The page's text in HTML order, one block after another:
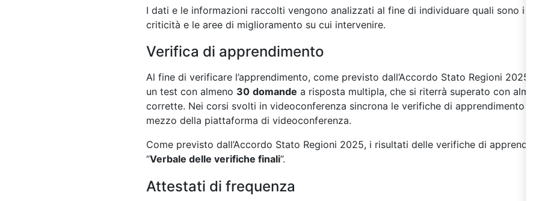
I dati e le informazioni raccolti vengono analizzati al fine di individuare quali sono i
criticità e le aree di miglioramento su cui intervenire.
Verifica di apprendimento
Al fine di verificare l’apprendimento, come previsto dall’Accordo Stato Regioni 2025
un test con almeno 30 domande a risposta multipla, che si riterrà superato con
corrette. Nei corsi svolti in videoconferenza sincrona le verifiche di apprendimento
mezzo della piattaforma di videoconferenza.
Come previsto dall’Accordo Stato Regioni 2025, i risultati delle verifiche di
“Verbale delle verifiche finali”.
Attestati di frequenza